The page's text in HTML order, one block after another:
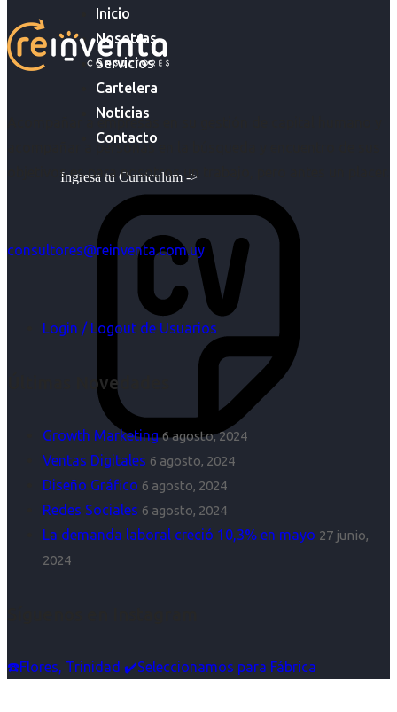
Inicio
Nosotras
Servicios
Cartelera
Noticias
Contacto
Ingresa tu Curriculum ->
Acompañar a empresas en su gestión de capital humano y
acompañar a personas en la búsqueda y encuentro de sus
objetivos es para nosotros un trabajo, pero antes un placer.
consultores@reinventa.com.uy
Login / Logout de Usuarios
Últimas Novedades
Growth Marketing 6 agosto, 2024
Ventas Digitales 6 agosto, 2024
Diseño Gráfico 6 agosto, 2024
Redes Sociales 6 agosto, 2024
La demanda laboral creció 10,3% en mayo 27 junio,
2024
☎️Flores, Trinidad ✔️Seleccionamos para Fábrica